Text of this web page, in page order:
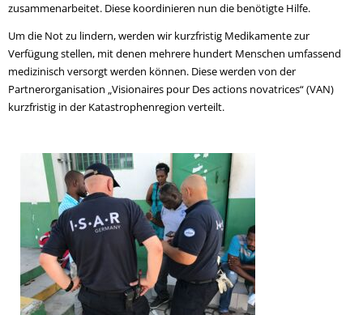
zusammenarbeitet. Diese koordinieren nun die benötigte Hilfe.
Um die Not zu lindern, werden wir kurzfristig Medikamente zur
Verfügung stellen, mit denen mehrere hundert Menschen umfassend
medizinisch versorgt werden können. Diese werden von der
Partnerorganisation „Visionaires pour Des actions novatrices“ (VAN)
kurzfristig in der Katastrophenregion verteilt.